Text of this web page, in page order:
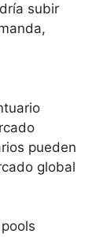
subir
pueden
global